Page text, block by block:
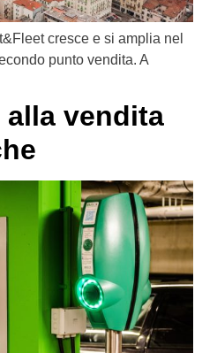
cresce e si amplia nel
punto vendita. A
alla vendita